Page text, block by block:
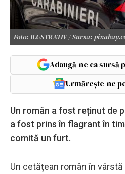
Foto: ILUSTRATIV / Sursa:
Adaugă-ne ca sursă
Urmărește-ne
Un român a fost reținut de
a fost prins în flagrant în
comită un furt.
Un cetățean român în